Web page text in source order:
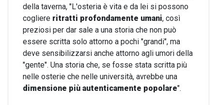
della taverna, "L'osteria è vita e da lei si possono
cogliere ritratti profondamente umani, così
preziosi per dar sale a una storia che non può
essere scritta solo attorno a pochi "grandi", ma
deve sensibilizzarsi anche attorno agli umori della
"gente". Una storia che, se fosse stata scritta più
nelle osterie che nelle università, avrebbe una
dimensione più autenticamente popolare".